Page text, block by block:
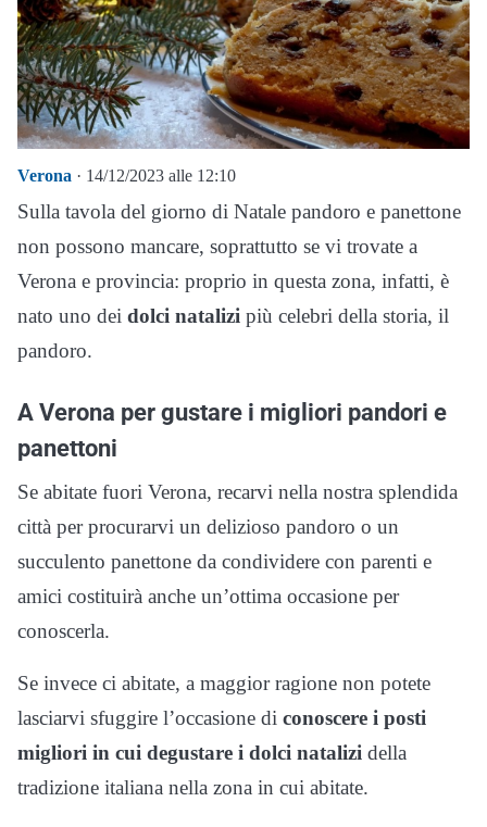
Verona · 14/12/2023 alle 12:10
Sulla tavola del giorno di Natale pandoro e panettone
non possono mancare, soprattutto se vi trovate a
Verona e provincia: proprio in questa zona, infatti, è
nato uno dei dolci natalizi più celebri della storia, il
pandoro.
A Verona per gustare i migliori pandori e
panettoni
Se abitate fuori Verona, recarvi nella nostra splendida
città per procurarvi un delizioso pandoro o un
succulento panettone da condividere con parenti e
amici costituirà anche un’ottima occasione per
conoscerla.
Se invece ci abitate, a maggior ragione non potete
lasciarvi sfuggire l’occasione di conoscere i posti
migliori in cui degustare i dolci natalizi della
tradizione italiana nella zona in cui abitate.